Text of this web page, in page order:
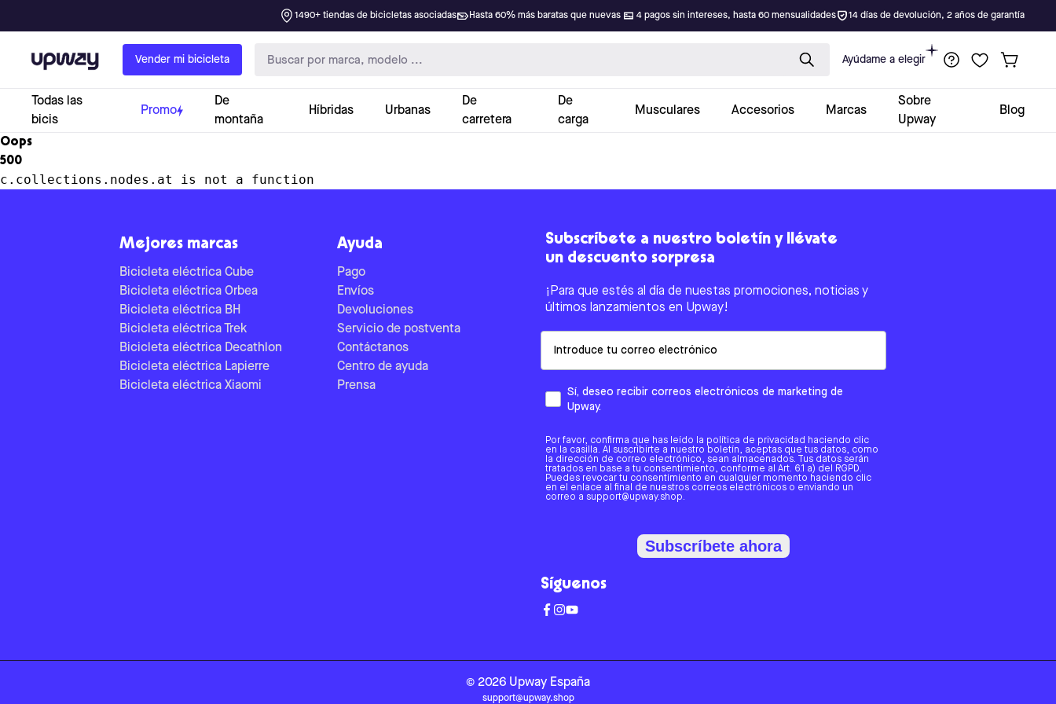
1490+ tiendas de bicicletas asociadas Hasta 60% más baratas que nuevas 4 pagos sin intereses, hasta 60 mensualidades 14 días de devolución, 2 años de garantía
Upway Vender mi bicicleta Ayúdame a elegir
Todas las
bicis
Promo
De
montaña
Híbridas Urbanas
De
carretera
De
carga
Musculares Accesorios Marcas
Sobre
Upway
Blog
Oops
500
c.collections.nodes.at is not a function
Mejores marcas
Bicicleta eléctrica Cube
Bicicleta eléctrica Orbea
Bicicleta eléctrica BH
Bicicleta eléctrica Trek
Bicicleta eléctrica Decathlon
Bicicleta eléctrica Lapierre
Bicicleta eléctrica Xiaomi
Ayuda
Pago
Envíos
Devoluciones
Servicio de postventa
Contáctanos
Centro de ayuda
Prensa
Subscríbete a nuestro boletín y llévate
un descuento sorpresa
¡Para que estés al día de nuestas promociones, noticias y
últimos lanzamientos en Upway!
Sí, deseo recibir correos electrónicos de marketing de
Upway.
Por favor, confirma que has leído la política de privacidad haciendo clic
en la casilla. Al suscribirte a nuestro boletín, aceptas que tus datos, como
la dirección de correo electrónico, sean almacenados. Tus datos serán
tratados en base a tu consentimiento, conforme al Art. 6.1 a) del RGPD.
Puedes revocar tu consentimiento en cualquier momento haciendo clic
en el enlace al final de nuestros correos electrónicos o enviando un
correo a support@upway.shop.
Subscríbete ahora
Síguenos
© 2026 Upway España
support@upway.shop